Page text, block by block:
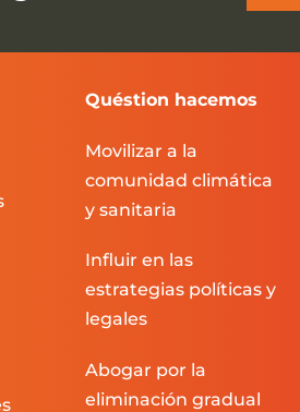
Quéstion hacemos
Movilizar a la
comunidad climática
y sanitaria
Influir en las
estrategias políticas y
legales
Abogar por la
eliminación gradual